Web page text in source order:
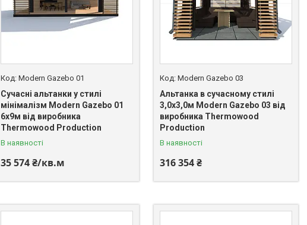
Modern Gazebo 01
Сучасні альтанки у стилі
мінімалізм Modern Gazebo 01
6х9м від виробника
Thermowood Production
В наявності
35 574 ₴/кв.м
Modern Gazebo 03
Альтанка в сучасному стилі
3,0х3,0м Modern Gazebo 03 від
виробника Thermowood
Production
В наявності
316 354 ₴